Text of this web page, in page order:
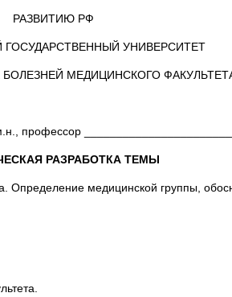
РАЗВИТИЮ РФ
УНИВЕРСИТЕТ
БОЛЕЗНЕЙ МЕДИЦИНСКОГО
профессор
РАЗРАБОТКА ТЕМЬІ
Определение медицинской группы,